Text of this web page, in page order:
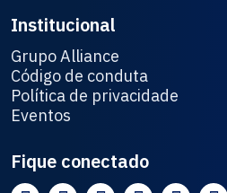
Institucional
Grupo Alliance
Código de conduta
Política de privacidade
Eventos
Fique conectado